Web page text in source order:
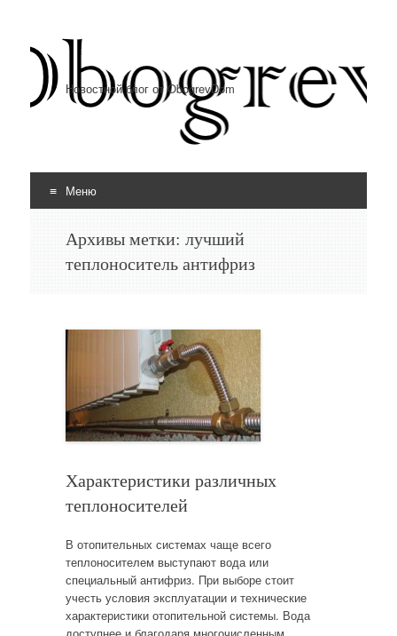
Новостной блог от ObogrevDom
Меню
Архивы метки: лучший
теплоноситель антифриз
Характеристики различных
теплоносителей
В отопительных системах чаще всего
теплоносителем выступают вода или
специальный антифриз. При выборе стоит
учесть условия эксплуатации и технические
характеристики отопительной системы. Вода
доступнее и благодаря многочисленным